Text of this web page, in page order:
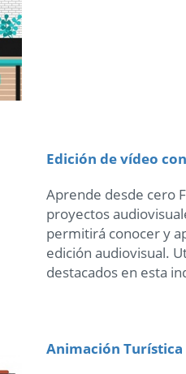
Edición de vídeo
Aprende desde cero
proyectos
permitirá conocer y
edición audiovisual.
destacados en esta
Animación